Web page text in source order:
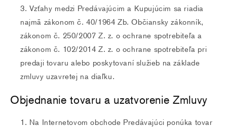
Vzťahy medzi Predávajúcim a Kupujúcim sa riadia
najmä zákonom č. 40/1964 Zb. Občiansky zákonník,
zákonom č. 250/2007 Z. z. o ochrane spotrebiteľa a
zákonom č. 102/2014 Z. z. o ochrane spotrebiteľa pri
predaji tovaru alebo poskytovaní služieb na základe
zmluvy uzavretej na diaľku.
Objednanie tovaru a uzatvorenie Zmluvy
Na Internetovom obchode Predávajúci ponúka tovar